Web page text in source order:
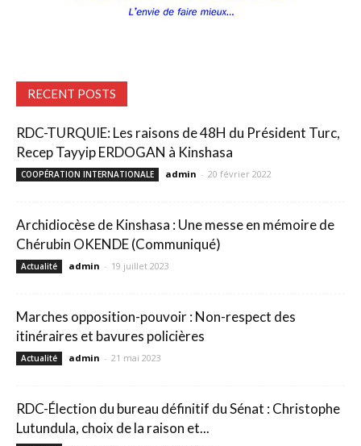
RECENT POSTS
RDC-TURQUIE: Les raisons de 48H du Président Turc,
Recep Tayyip ERDOGAN à Kinshasa
COOPÉRATION INTERNATIONALE admin - 20 février 2022
Archidiocèse de Kinshasa : Une messe en mémoire de
Chérubin OKENDE (Communiqué)
Actualité admin - 19 juillet 2023
Marches opposition-pouvoir : Non-respect des
itinéraires et bavures policières
Actualité admin - 21 mai 2023
RDC-Élection du bureau définitif du Sénat : Christophe
Lutundula, choix de la raison et...